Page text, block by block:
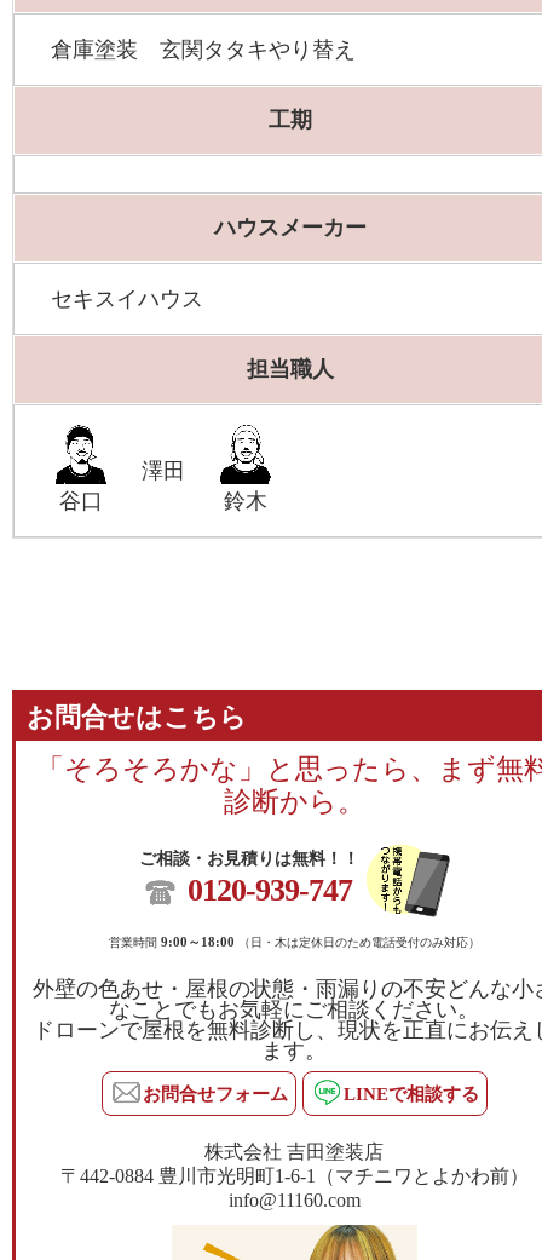
倉庫塗装 玄関タタキやり替え
工期
ハウスメーカー
セキスイハウス
担当職人
谷口
澤田
鈴木
お問合せはこちら
「そろそろかな」と思ったら、まず無
診断から。
ご相談・お見積りは無料！！
0120-939-747
営業時間 9:00～18:00 （日・木は定休日のため電話受付のみ対応）
外壁の色あせ・屋根の状態・雨漏りの不安どんな小
なことでもお気軽にご相談ください。
ドローンで屋根を無料診断し、現状を正直にお伝え
ます。
お問合せフォーム LINEで相談する
株式会社 吉田塗装店
〒442-0884 豊川市光明町1-6-1（マチニワとよかわ前）
info@11160.com